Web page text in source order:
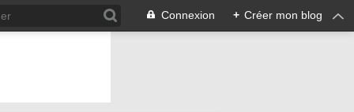
Connexion + Créer mon blog